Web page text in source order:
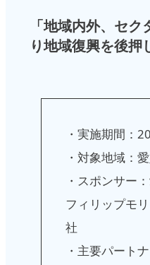
「地域内外、セ
り地域復興を後押
・実施期間：
・対象地域：
・スポンサー
フィリップモ
社
・主要パート